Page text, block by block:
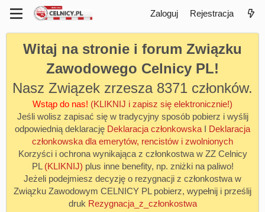
Zaloguj Rejestracja
Witaj na stronie i forum Związku
Zawodowego Celnicy PL!
Nasz Związek zrzesza 8371 członków.
Wstąp do nas! (KLIKNIJ i zapisz się elektronicznie!)
Jeśli wolisz zapisać się w tradycyjny sposób pobierz i wyślij
odpowiednią deklarację Deklaracja członkowska I Deklaracja
członkowska dla emerytów, rencistów i zwolnionych
Korzyści i ochrona wynikająca z członkostwa w ZZ Celnicy
PL (KLIKNIJ) plus inne benefity, np. zniżki na paliwo!
Jeżeli podejmiesz decyzję o rezygnacji z członkostwa w
Związku Zawodowym CELNICY PL pobierz, wypełnij i prześlij
druk Rezygnacja_z_członkostwa